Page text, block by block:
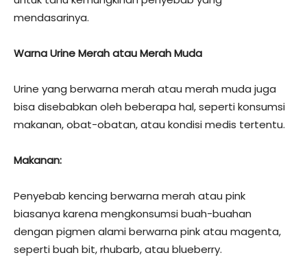
mendasarinya.
Warna Urine Merah atau Merah Muda
Urine yang berwarna merah atau merah muda juga
bisa disebabkan oleh beberapa hal, seperti konsumsi
makanan, obat-obatan, atau kondisi medis tertentu.
Makanan:
Penyebab kencing berwarna merah atau pink
biasanya karena mengkonsumsi buah-buahan
dengan pigmen alami berwarna pink atau magenta,
seperti buah bit, rhubarb, atau blueberry.